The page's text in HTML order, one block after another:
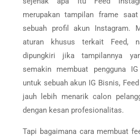
merupakan tampilan frame
sebuah profil akun Instagram.
aturan khusus terkait Feed,
dipungkiri jika tampilannya
semakin membuat pengguna
untuk sebuah akun IG Bisnis,
jauh lebih menarik calon
dengan kesan profesionalitas.
Tapi bagaimana cara membuat